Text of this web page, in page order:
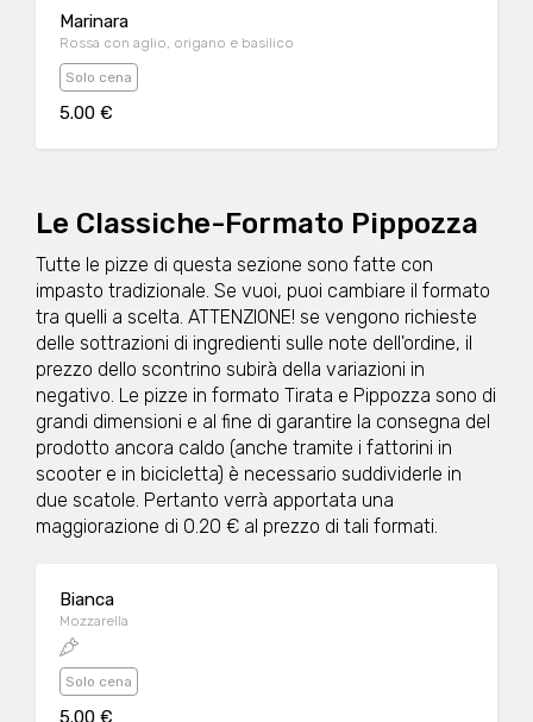
Marinara
Rossa con aglio, origano e basilico
Solo cena
5.00 €
Le Classiche-Formato Pippozza
Tutte le pizze di questa sezione sono fatte con
impasto tradizionale. Se vuoi, puoi cambiare il formato
tra quelli a scelta. ATTENZIONE! se vengono richieste
delle sottrazioni di ingredienti sulle note dell'ordine, il
prezzo dello scontrino subirà della variazioni in
negativo. Le pizze in formato Tirata e Pippozza sono di
grandi dimensioni e al fine di garantire la consegna del
prodotto ancora caldo (anche tramite i fattorini in
scooter e in bicicletta) è necessario suddividerle in
due scatole. Pertanto verrà apportata una
maggiorazione di 0.20 € al prezzo di tali formati.
Bianca
Mozzarella
Solo cena
5.00 €